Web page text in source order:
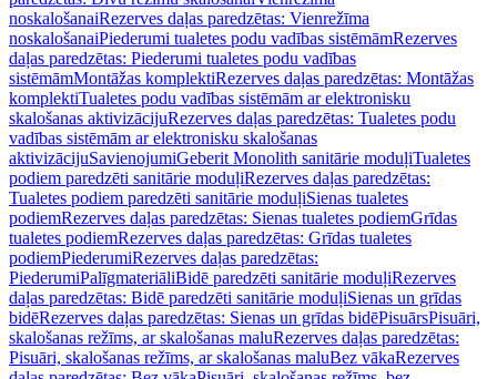
noskalošanaiRezerves daļas paredzētas: Vienrežīma
noskalošanaiPiederumi tualetes podu vadības sistēmāmRezerves
daļas paredzētas: Piederumi tualetes podu vadības
sistēmāmMontāžas komplektiRezerves daļas paredzētas: Montāžas
komplektiTualetes podu vadības sistēmām ar elektronisku
skalošanas aktivizācijuRezerves daļas paredzētas: Tualetes podu
vadības sistēmām ar elektronisku skalošanas
aktivizācijuSavienojumiGeberit Monolith sanitārie moduļiTualetes
podiem paredzēti sanitārie moduļiRezerves daļas paredzētas:
Tualetes podiem paredzēti sanitārie moduļiSienas tualetes
podiemRezerves daļas paredzētas: Sienas tualetes podiemGrīdas
tualetes podiemRezerves daļas paredzētas: Grīdas tualetes
podiemPiederumiRezerves daļas paredzētas:
PiederumiPalīgmateriāliBidē paredzēti sanitārie moduļiRezerves
daļas paredzētas: Bidē paredzēti sanitārie moduļiSienas un grīdas
bidēRezerves daļas paredzētas: Sienas un grīdas bidēPisuārsPisuāri,
skalošanas režīms, ar skalošanas maluRezerves daļas paredzētas:
Pisuāri, skalošanas režīms, ar skalošanas maluBez vākaRezerves